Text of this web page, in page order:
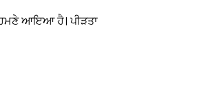
ਆਇਆ ਹੈ। ਪੀੜਤਾ